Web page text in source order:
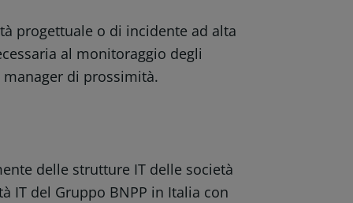
progettuale o di incidente ad alta
al monitoraggio degli
di prossimità.
delle strutture IT delle società
IT del Gruppo BNPP in Italia con